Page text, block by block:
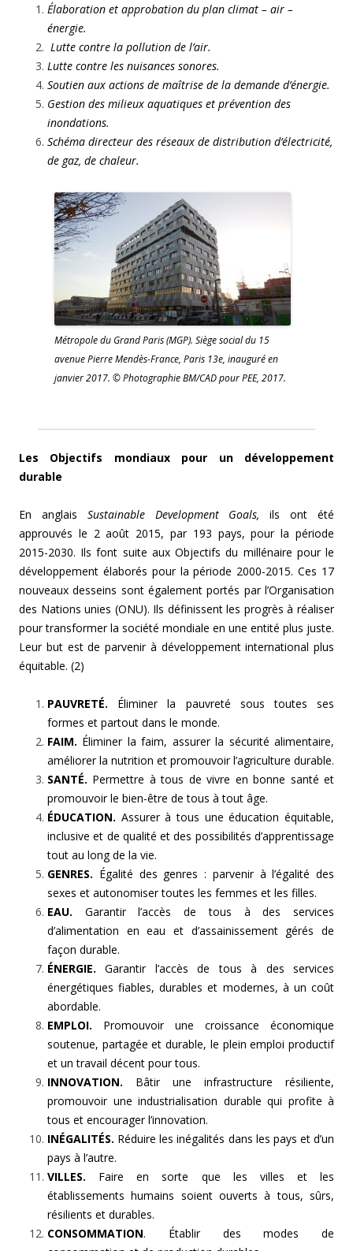
Élaboration et approbation du plan climat – air –
énergie.
Lutte contre la pollution de l’air.
Lutte contre les nuisances sonores.
Soutien aux actions de maîtrise de la demande d’énergie.
Gestion des milieux aquatiques et prévention des
inondations.
Schéma directeur des réseaux de distribution d’électricité,
de gaz, de chaleur.
Métropole du Grand Paris (MGP). Siège social du 15
avenue Pierre Mendès-France, Paris 13e, inauguré en
janvier 2017. © Photographie BM/CAD pour PEE, 2017.
Les Objectifs mondiaux pour un développement
durable
En anglais Sustainable Development Goals,ils ont été
approuvés le 2 août 2015, par 193 pays, pour la période
2015-2030. Ils font suite aux Objectifs du millénaire pour le
développement élaborés pour la période 2000-2015. Ces 17
nouveaux desseins sont également portés par l’Organisation
des Nations unies (ONU). Ils définissent les progrès à réaliser
pour transformer la société mondiale en une entité plus juste.
Leur but est de parvenir à développement international plus
équitable. (2)
PAUVRETÉ. Éliminer la pauvreté sous toutes ses
formes et partout dans le monde.
FAIM. Éliminer la faim, assurer la sécurité alimentaire,
améliorer la nutrition et promouvoir l’agriculture durable.
SANTÉ. Permettre à tous de vivre en bonne santé et
promouvoir le bien-être de tous à tout âge.
ÉDUCATION. Assurer à tous une éducation équitable,
inclusive et de qualité et des possibilités d’apprentissage
tout au long de la vie.
GENRES. Égalité des genres : parvenir à l’égalité des
sexes et autonomiser toutes les femmes et les filles.
EAU. Garantir l’accès de tous à des services
d’alimentation en eau et d’assainissement gérés de
façon durable.
ÉNERGIE. Garantir l’accès de tous à des services
énergétiques fiables, durables et modernes, à un coût
abordable.
EMPLOI. Promouvoir une croissance économique
soutenue, partagée et durable, le plein emploi productif
et un travail décent pour tous.
INNOVATION. Bâtir une infrastructure résiliente,
promouvoir une industrialisation durable qui profite à
tous et encourager l’innovation.
INÉGALITÉS. Réduire les inégalités dans les pays et d’un
pays à l’autre.
VILLES. Faire en sorte que les villes et les
établissements humains soient ouverts à tous, sûrs,
résilients et durables.
CONSOMMATION. Établir des modes de